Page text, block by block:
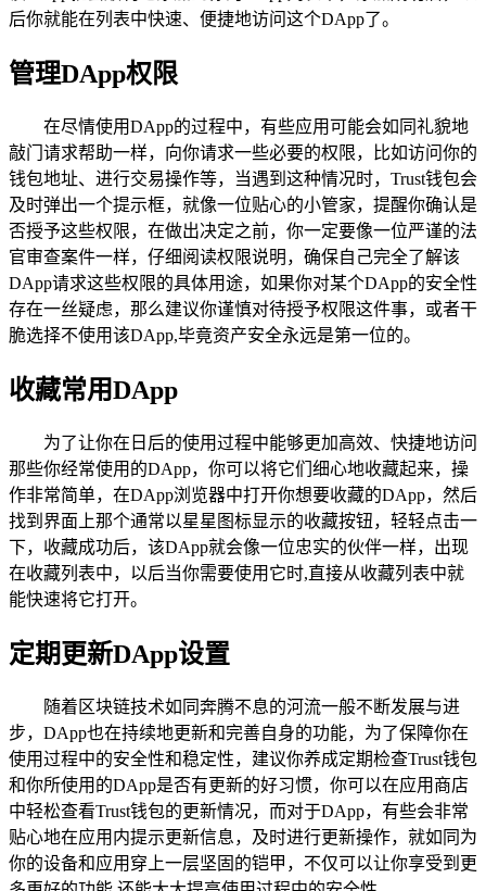
后你就能在列表中快速、便捷地访问这个DApp了。
管理DApp权限
在尽情使用DApp的过程中，有些应用可能会如同礼貌地
敲门请求帮助一样，向你请求一些必要的权限，比如访问你的
钱包地址、进行交易操作等，当遇到这种情况时，Trust钱包会
及时弹出一个提示框，就像一位贴心的小管家，提醒你确认是
否授予这些权限，在做出决定之前，你一定要像一位严谨的法
官审查案件一样，仔细阅读权限说明，确保自己完全了解该
DApp请求这些权限的具体用途，如果你对某个DApp的安全性
存在一丝疑虑，那么建议你谨慎对待授予权限这件事，或者干
脆选择不使用该DApp,毕竟资产安全永远是第一位的。
收藏常用DApp
为了让你在日后的使用过程中能够更加高效、快捷地访问
那些你经常使用的DApp，你可以将它们细心地收藏起来，操
作非常简单，在DApp浏览器中打开你想要收藏的DApp，然后
找到界面上那个通常以星星图标显示的收藏按钮，轻轻点击一
下，收藏成功后，该DApp就会像一位忠实的伙伴一样，出现
在收藏列表中，以后当你需要使用它时,直接从收藏列表中就
能快速将它打开。
定期更新DApp设置
随着区块链技术如同奔腾不息的河流一般不断发展与进
步，DApp也在持续地更新和完善自身的功能，为了保障你在
使用过程中的安全性和稳定性，建议你养成定期检查Trust钱包
和你所使用的DApp是否有更新的好习惯，你可以在应用商店
中轻松查看Trust钱包的更新情况，而对于DApp，有些会非常
贴心地在应用内提示更新信息，及时进行更新操作，就如同为
你的设备和应用穿上一层坚固的铠甲，不仅可以让你享受到更